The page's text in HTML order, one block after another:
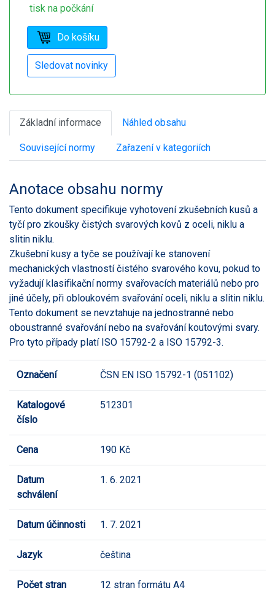
tisk na počkání
Základní informace Náhled obsahu
Související normy Zařazení v kategoriích
Anotace obsahu normy
Tento dokument specifikuje vyhotovení zkušebních kusů a
tyčí pro zkoušky čistých svarových kovů z oceli, niklu a
slitin niklu.
Zkušební kusy a tyče se používají ke stanovení
mechanických vlastností čistého svarového kovu, pokud to
vyžadují klasifikační normy svařovacích materiálů nebo pro
jiné účely, při obloukovém svařování oceli, niklu a slitin niklu.
Tento dokument se nevztahuje na jednostranné nebo
oboustranné svařování nebo na svařování koutovými svary.
Pro tyto případy platí ISO 15792-2 a ISO 15792-3.
Označení ČSN EN ISO 15792-1 (051102)
Katalogové
číslo
512301
Cena 190 Kč
Datum
schválení
1. 6. 2021
Datum účinnosti 1. 7. 2021
Jazyk čeština
Počet stran 12 stran formátu A4